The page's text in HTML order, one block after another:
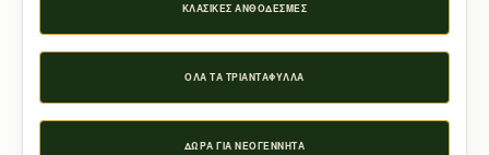
ΚΛΑΣΙΚΈΣ ΑΝΘΟΔΈΣΜΕΣ
ΌΛΑ ΤΑ ΤΡΙΑΝΤΆΦΥΛΛΑ
ΔΏΡΑ ΓΙΑ ΝΕΟΓΈΝΝΗΤΑ